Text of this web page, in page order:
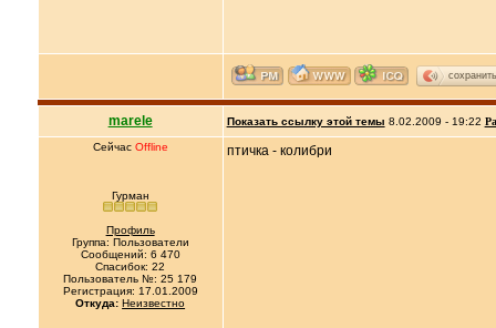
сохранить
marele Показать ссылку этой темы 8.02.2009 - 19:22
Сейчас Offline
Гурман
Профиль
Группа: Пользователи
Сообщений: 6 470
Спасибок: 22
Пользователь №: 25 179
Регистрация: 17.01.2009
Откуда: Неизвестно
птичка - колибри